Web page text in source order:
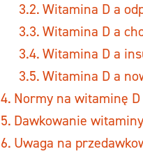
Witamina D a
Witamina D a
Witamina D a
Witamina D a
Normy na witaminę D
Dawkowanie
Uwaga na